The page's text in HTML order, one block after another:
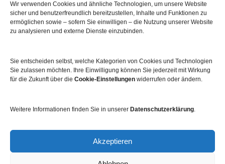
Wir verwenden Cookies und ähnliche Technologien, um unsere Website
sicher und benutzerfreundlich bereitzustellen, Inhalte und Funktionen zu
ermöglichen sowie – sofern Sie einwilligen – die Nutzung unserer Website
zu analysieren und externe Dienste einzubinden.
Sie entscheiden selbst, welche Kategorien von Cookies und Technologien
Sie zulassen möchten. Ihre Einwilligung können Sie jederzeit mit Wirkung
für die Zukunft über die Cookie-Einstellungen widerrufen oder ändern.
Weitere Informationen finden Sie in unserer Datenschutzerklärung.
Akzeptieren